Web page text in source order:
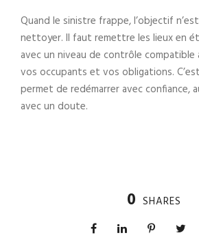
Quand le sinistre frappe, l’objectif
nettoyer. Il faut remettre les lieux en
avec un niveau de contrôle
vos occupants et vos obligations.
permet de redémarrer avec confiance,
avec un doute.
0 SHARES